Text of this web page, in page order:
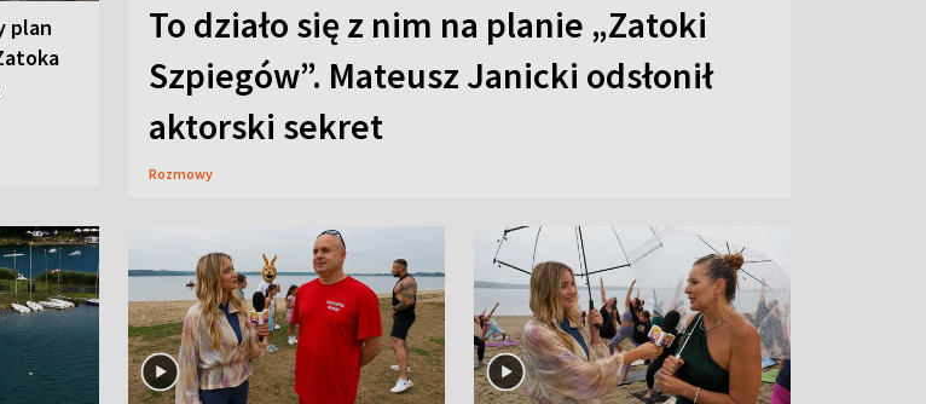
plan
To działo się z nim na planie „Zatoki
Szpiegów”. Mateusz Janicki odsłonił
aktorski sekret
Rozmowy